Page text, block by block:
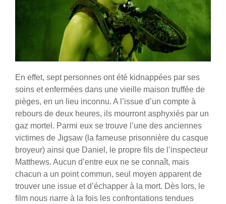
En effet, sept personnes ont été kidnappées par ses
soins et enfermées dans une vieille maison truffée de
pièges, en un lieu inconnu. A l’issue d’un compte à
rebours de deux heures, ils mourront asphyxiés par un
gaz mortel. Parmi eux se trouve l’une des anciennes
victimes de Jigsaw (la fameuse prisonnière du casque
broyeur) ainsi que Daniel, le propre fils de l’inspecteur
Matthews. Aucun d’entre eux ne se connaît, mais
chacun a un point commun, seul moyen apparent de
trouver une issue et d’échapper à la mort. Dès lors, le
film nous narre à la fois les confrontations tendues